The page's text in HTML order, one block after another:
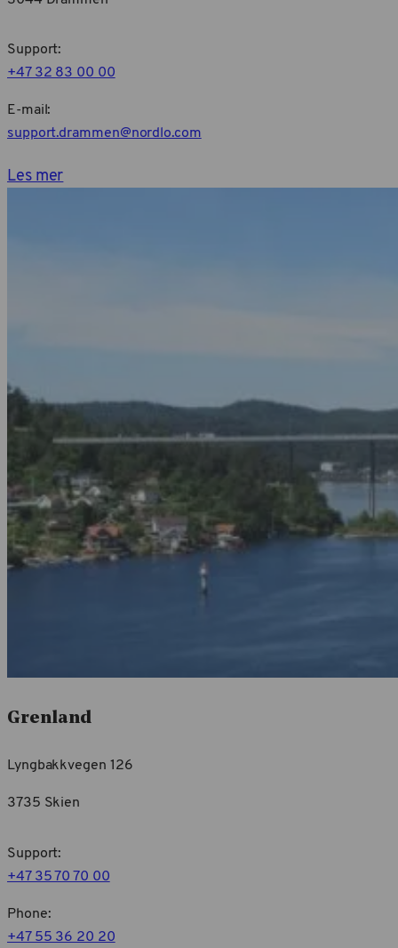
Support:
+47 32 83 00 00
E-mail:
support.drammen@nordlo.com
Les mer
Grenland
Lyngbakkvegen 126
3735 Skien
Support:
+47 35 70 70 00
Phone:
+47 55 36 20 20